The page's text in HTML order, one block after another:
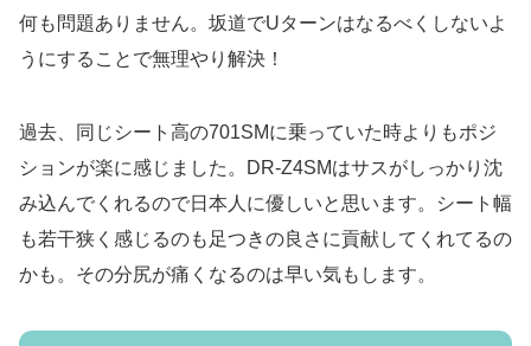
何も問題ありません。坂道でUターンはなるべくしないよ
うにすることで無理やり解決！
過去、同じシート高の701SMに乗っていた時よりもポジ
ションが楽に感じました。DR-Z4SMはサスがしっかり沈
み込んでくれるので日本人に優しいと思います。シート幅
も若干狭く感じるのも足つきの良さに貢献してくれてるの
かも。その分尻が痛くなるのは早い気もします。